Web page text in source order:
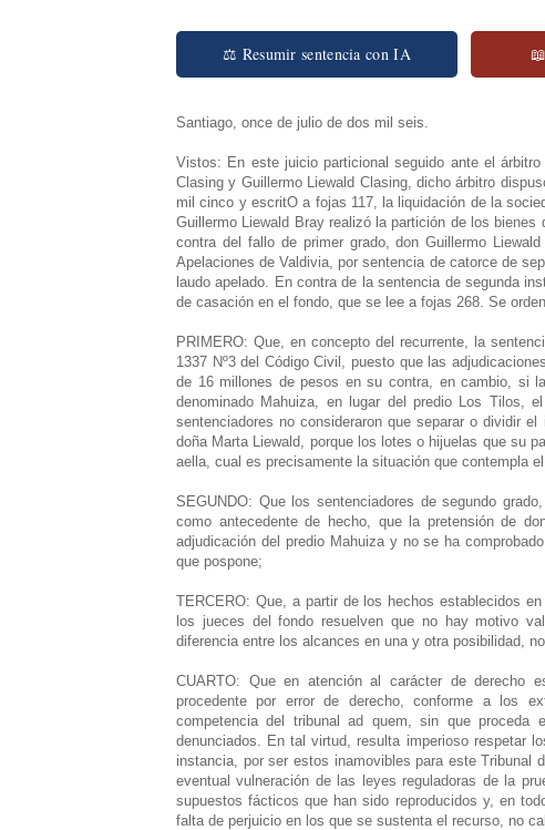
⚖ Resumir sentencia con IA
Santiago, once de julio de dos mil seis.
Vistos: En este juicio particional seguido ante el
Clasing y Guillermo Liewald Clasing, dicho árbitro
mil cinco y escritO a fojas 117, la liquidación de la
Guillermo Liewald Bray realizó la partición de los
contra del fallo de primer grado, don Guillermo
Apelaciones de Valdivia, por sentencia de catorce de
laudo apelado. En contra de la sentencia de segunda
de casación en el fondo, que se lee a fojas 268. Se
PRIMERO: Que, en concepto del recurrente, la
1337 Nº3 del Código Civil, puesto que las
de 16 millones de pesos en su contra, en cambio, si
denominado Mahuiza, en lugar del predio Los Tilos,
sentenciadores no consideraron que separar o dividir
doña Marta Liewald, porque los lotes o hijuelas que su
aella, cual es precisamente la situación que contempla
SEGUNDO: Que los sentenciadores de segundo
como antecedente de hecho, que la pretensión de
adjudicación del predio Mahuiza y no se ha
que pospone;
TERCERO: Que, a partir de los hechos establecidos
los jueces del fondo resuelven que no hay motivo
diferencia entre los alcances en una y otra posibilidad,
CUARTO: Que en atención al carácter de derecho
procedente por error de derecho, conforme a los
competencia del tribunal ad quem, sin que
denunciados. En tal virtud, resulta imperioso respetar
instancia, por ser estos inamovibles para este Tribunal
eventual vulneración de las leyes reguladoras de la
supuestos fácticos que han sido reproducidos y, en
falta de perjuicio en los que se sustenta el recurso, no